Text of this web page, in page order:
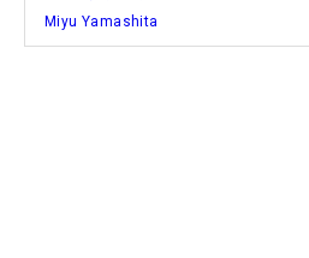
Miyu Yamashita